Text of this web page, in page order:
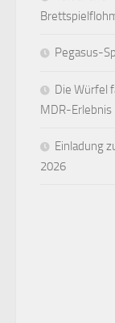
Pegasus-
Die Würfel
MDR-Erlebnis
Einladung
2026